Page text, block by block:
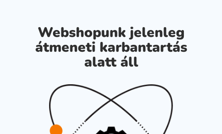
Webshopunk jelenleg
átmeneti karbantartás
alatt áll